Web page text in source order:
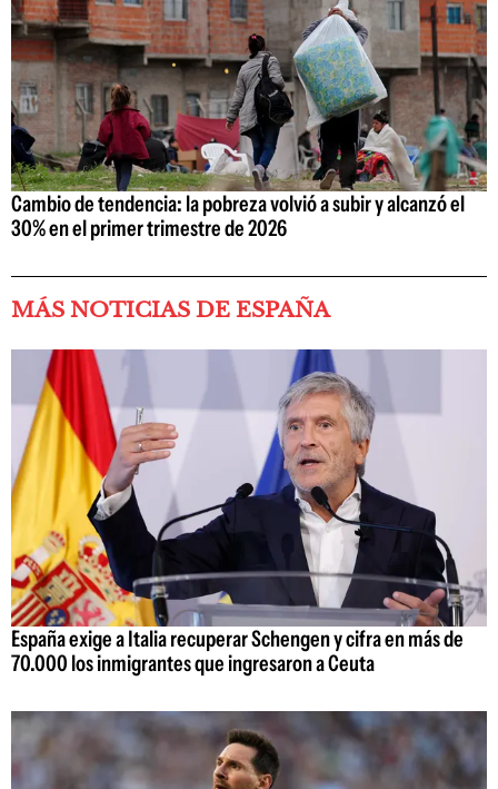
Cambio de tendencia: la pobreza volvió a subir y alcanzó el
30% en el primer trimestre de 2026
MÁS NOTICIAS DE ESPAÑA
España exige a Italia recuperar Schengen y cifra en más de
70.000 los inmigrantes que ingresaron a Ceuta